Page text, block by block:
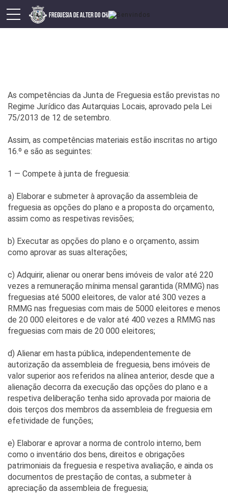
As competências da Junta de Freguesia estão previstas no
Regime Jurídico das Autarquias Locais, aprovado pela Lei
75/2013 de 12 de setembro.
Assim, as competências materiais estão inscritas no artigo
16.º e são as seguintes:
1 — Compete à junta de freguesia:
a) Elaborar e submeter à aprovação da assembleia de
freguesia as opções do plano e a proposta do orçamento,
assim como as respetivas revisões;
b) Executar as opções do plano e o orçamento, assim
como aprovar as suas alterações;
c) Adquirir, alienar ou onerar bens imóveis de valor até 220
vezes a remuneração mínima mensal garantida (RMMG) nas
freguesias até 5000 eleitores, de valor até 300 vezes a
RMMG nas freguesias com mais de 5000 eleitores e menos
de 20 000 eleitores e de valor até 400 vezes a RMMG nas
freguesias com mais de 20 000 eleitores;
d) Alienar em hasta pública, independentemente de
autorização da assembleia de freguesia, bens imóveis de
valor superior aos referidos na alínea anterior, desde que a
alienação decorra da execução das opções do plano e a
respetiva deliberação tenha sido aprovada por maioria de
dois terços dos membros da assembleia de freguesia em
efetividade de funções;
e) Elaborar e aprovar a norma de controlo interno, bem
como o inventário dos bens, direitos e obrigações
patrimoniais da freguesia e respetiva avaliação, e ainda os
documentos de prestação de contas, a submeter à
apreciação da assembleia de freguesia;